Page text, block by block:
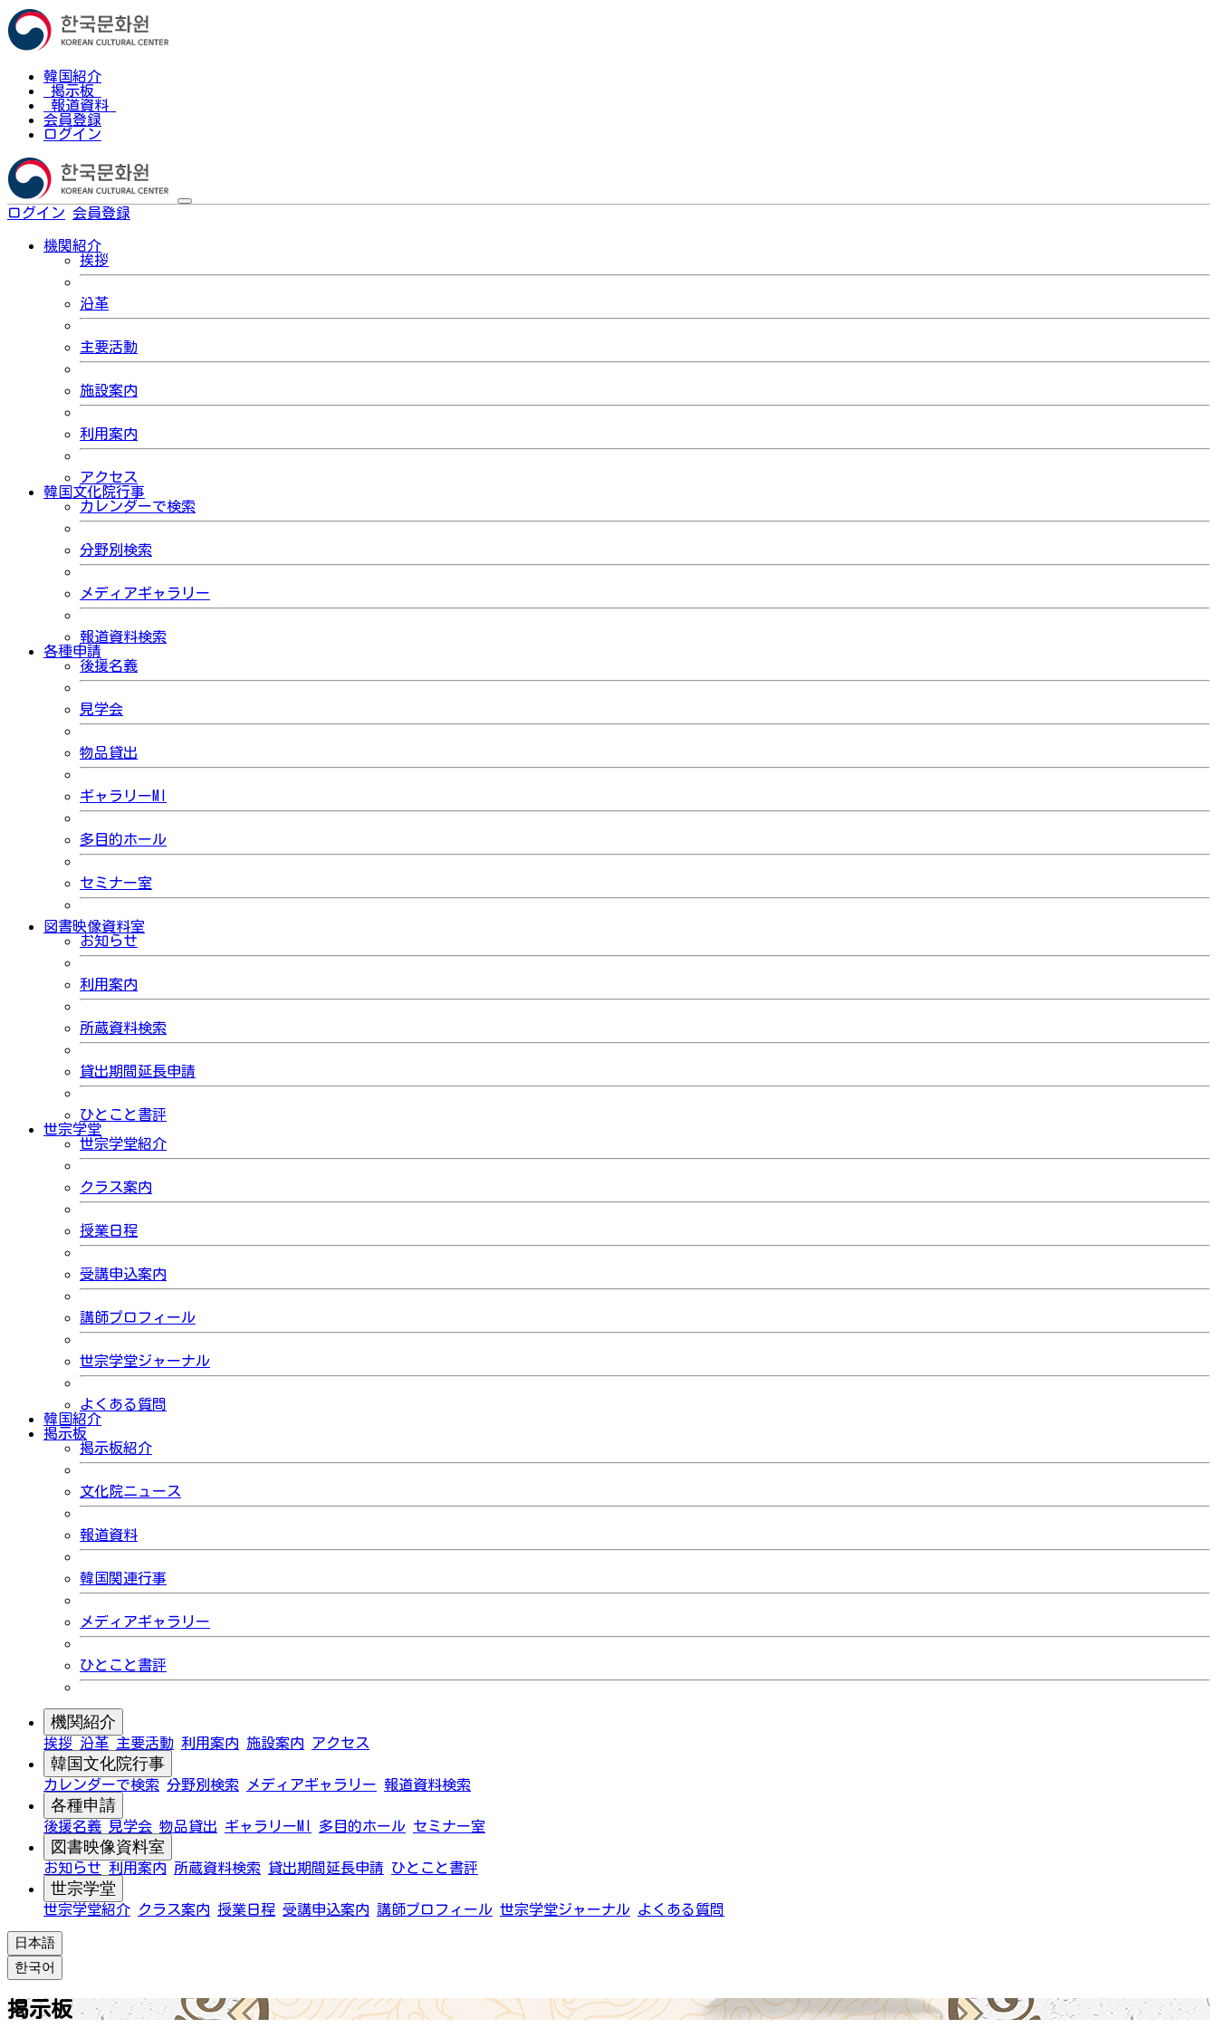
韓国紹介
掲示板
報道資料
会員登録
ログイン
ログイン 会員登録
機関紹介
挨拶
沿革
主要活動
施設案内
利用案内
アクセス
韓国文化院行事
カレンダーで検索
分野別検索
メディアギャラリー
報道資料検索
各種申請
後援名義
見学会
物品貸出
ギャラリーMI
多目的ホール
セミナー室
図書映像資料室
お知らせ
利用案内
所蔵資料検索
貸出期間延長申請
ひとこと書評
世宗学堂
世宗学堂紹介
クラス案内
授業日程
受講申込案内
講師プロフィール
世宗学堂ジャーナル
よくある質問
韓国紹介
掲示板
掲示板紹介
文化院ニュース
報道資料
韓国関連行事
メディアギャラリー
ひとこと書評
機関紹介
挨拶 沿革 主要活動 利用案内 施設案内 アクセス
韓国文化院行事
カレンダーで検索 分野別検索 メディアギャラリー 報道資料検索
各種申請
後援名義 見学会 物品貸出 ギャラリーMI 多目的ホール セミナー室
図書映像資料室
お知らせ 利用案内 所蔵資料検索 貸出期間延長申請 ひとこと書評
世宗学堂
世宗学堂紹介 クラス案内 授業日程 受講申込案内 講師プロフィール 世宗学堂ジャーナル よくある質問
日本語
한국어
掲示板